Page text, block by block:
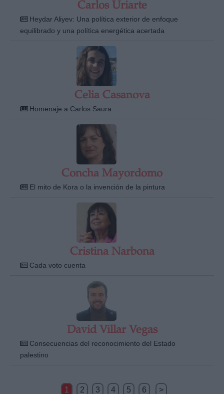
Carlos Uriarte
Heydar Aliyev: Una política exterior de enfoque
equilibrado y una política energética acertada
Celia Casanova
Homenaje a Carlos Saura
Concha Mayordomo
El mito de Kora o la invención de la pintura
Cristina Narbona
Cada voto cuenta
David Villar Vegas
Consecuencias del reconocimiento del Estado
palestino
1 2 3 4 5 6 >